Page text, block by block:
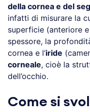
della cornea e del
infatti di misurare la
superficie (anteriore
spessore, la
cornea e l’iride
corneale, cioè la
dell’occhio.
Come si